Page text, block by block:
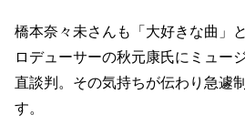
橋本奈々未さんも「大好きな曲」
ロデューサーの秋元康氏にミュー
直談判。その気持ちが伝わり急遽
す。